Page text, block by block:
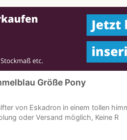
Größe Pony
von Eskadron in einem tollen
oder Versand möglich, Keine R